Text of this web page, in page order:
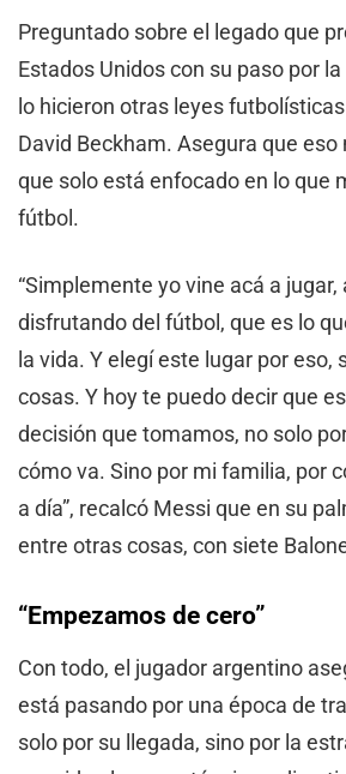
Preguntado sobre el legado que
Estados Unidos con su paso por
lo hicieron otras leyes
David Beckham. Asegura que eso
que solo está enfocado en lo que
fútbol.
“Simplemente yo vine acá a jugar,
disfrutando del fútbol, que es lo
la vida. Y elegí este lugar por eso,
cosas. Y hoy te puedo decir que
decisión que tomamos, no solo
cómo va. Sino por mi familia, por
a día”, recalcó Messi que en su
entre otras cosas, con siete
“Empezamos de cero”
Con todo, el jugador argentino
está pasando por una época de
solo por su llegada, sino por la